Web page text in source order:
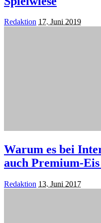
Posted
Redaktion 17. Juni 2019
Warum es bei
auch Premium-
Posted
Redaktion 13. Juni 2017